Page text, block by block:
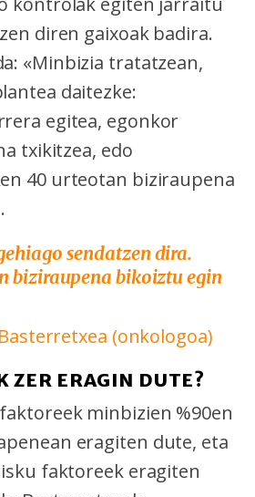
diren gaixoak badira.
«Minbizia tratatzean,
daitezke:
egitea, egonkor
txikitzea, edo
40 urteotan biziraupena
sendatzen dira.
biziraupena bikoiztu egin
(onkologoa)
ZER ERAGIN DUTE?
minbizien %90en
eragiten dute, eta
faktoreek eragiten